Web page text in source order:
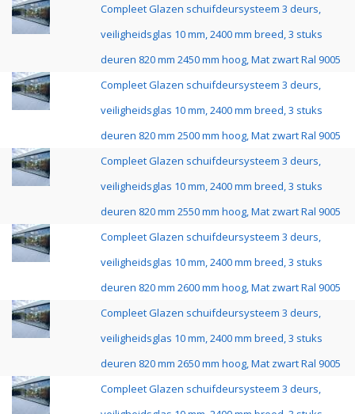
Compleet Glazen schuifdeursysteem 3 deurs,
veiligheidsglas 10 mm, 2400 mm breed, 3 stuks
deuren 820 mm 2450 mm hoog, Mat zwart Ral 9005
Compleet Glazen schuifdeursysteem 3 deurs,
veiligheidsglas 10 mm, 2400 mm breed, 3 stuks
deuren 820 mm 2500 mm hoog, Mat zwart Ral 9005
Compleet Glazen schuifdeursysteem 3 deurs,
veiligheidsglas 10 mm, 2400 mm breed, 3 stuks
deuren 820 mm 2550 mm hoog, Mat zwart Ral 9005
Compleet Glazen schuifdeursysteem 3 deurs,
veiligheidsglas 10 mm, 2400 mm breed, 3 stuks
deuren 820 mm 2600 mm hoog, Mat zwart Ral 9005
Compleet Glazen schuifdeursysteem 3 deurs,
veiligheidsglas 10 mm, 2400 mm breed, 3 stuks
deuren 820 mm 2650 mm hoog, Mat zwart Ral 9005
Compleet Glazen schuifdeursysteem 3 deurs,